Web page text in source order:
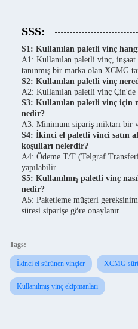
SSS:
S1: Kullanılan paletli vinç
A1: Kullanılan paletli vinç, inşaat
tanınmış bir marka olan XCMG
S2: Kullanılan paletli vinç
A2: Kullanılan paletli vinç
S3: Kullanılan paletli vinç için
nedir?
A3: Minimum sipariş miktarı bir
S4: İkinci el paletli vinci satın
koşulları nelerdir?
A4: Ödeme T/T (Telgraf
yapılabilir.
S5: Kullanılmış paletli vinç
nedir?
A5: Paketleme müşteri
süresi siparişe göre onaylanır.
Tags:
İkinci el sürünen vinçler XCMG
Kullanılmış vinç ekipmanları